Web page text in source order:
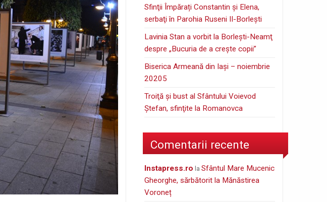
Sfinţii Împărați Constantin și Elena,
serbaţi în Parohia Ruseni II-Borleşti
Lavinia Stan a vorbit la Borleşti-Neamţ
despre „Bucuria de a creşte copii”
Biserica Armeană din Iași – noiembrie
20205
Troiţă şi bust al Sfântului Voievod
Ştefan, sfinţite la Romanovca
Comentarii recente
instapress.ro laSfântul Mare Mucenic
Gheorghe, sărbătorit la Mănăstirea
Voroneț